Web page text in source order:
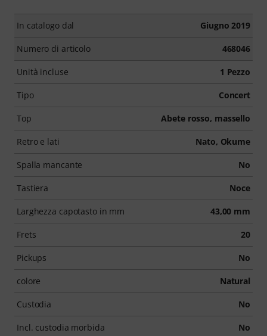
In catalogo dal Giugno 2019
Numero di articolo 468046
Unità incluse 1 Pezzo
Tipo Concert
Top Abete rosso, massello
Retro e lati Nato, Okume
Spalla mancante No
Tastiera Noce
Larghezza capotasto in mm 43,00 mm
Frets 20
Pickups No
colore Natural
Custodia No
Incl. custodia morbida No